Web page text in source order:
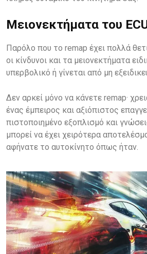
Μειονεκτήματα του
Παρόλο που το remap έχει πολλά
οι κίνδυνοι και τα μειονεκτήματα
υπερβολικό ή γίνεται από μη
Δεν αρκεί μόνο να κάνετε remap·
ένας έμπειρος και αξιόπιστος
πιστοποιημένο εξοπλισμό και
μπορεί να έχει χειρότερα
αφήνατε το αυτοκίνητο όπως ήταν.